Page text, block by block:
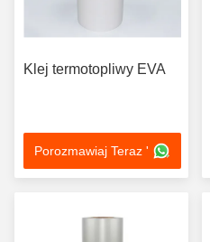
Klej termotopliwy EVA
Porozmawiaj Teraz '